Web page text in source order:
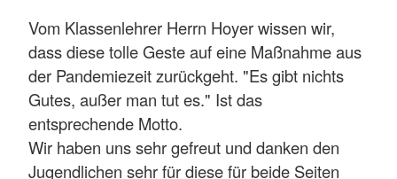
Vom Klassenlehrer Herrn Hoyer wissen wir,
dass diese tolle Geste auf eine Maßnahme aus
der Pandemiezeit zurückgeht. "Es gibt nichts
Gutes, außer man tut es." Ist das
entsprechende Motto.
Wir haben uns sehr gefreut und danken den
Jugendlichen sehr für diese für beide Seiten